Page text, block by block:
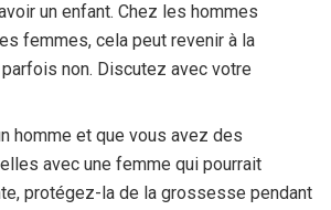
un enfant. Chez les hommes
femmes, cela peut revenir à la
non. Discutez avec votre
homme et que vous avez des
avec une femme qui pourrait
protégez-la de la grossesse pendant